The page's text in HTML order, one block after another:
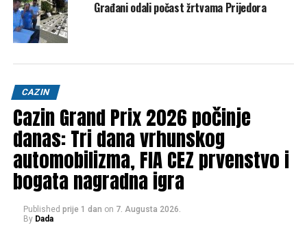
Cazin u protekla 24 sata: Teška saobraćajna nesreća u
Ćoralićima – jedno lice smrtno stradalo
DON'T MISS
stepeni
Građani odali počast žrtvama Prijedora
CAZIN
Cazin Grand Prix 2026 počinje
danas: Tri dana vrhunskog
automobilizma, FIA CEZ prvenstvo i
bogata nagradna igra
Published prije 1 dan on 7. Augusta 2026.
By Dada